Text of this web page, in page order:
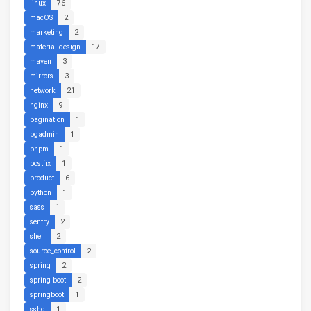
linux
76
macOS
2
marketing
2
material design
17
maven
3
mirrors
3
network
21
nginx
9
pagination
1
pgadmin
1
pnpm
1
postfix
1
product
6
python
1
sass
1
sentry
2
shell
2
source_control
2
spring
2
spring boot
2
springboot
1
sshd
1